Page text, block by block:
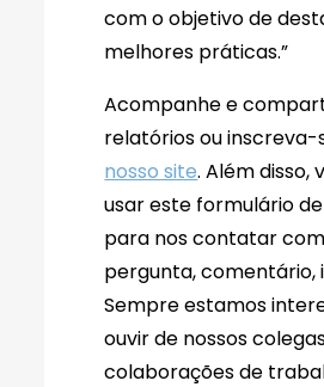
com o objetivo de
melhores práticas.”
Acompanhe e
relatórios ou inscreva-
nosso site. Além disso,
usar este formulário
para nos contatar
pergunta, comentário,
Sempre estamos
ouvir de nossos
colaborações de